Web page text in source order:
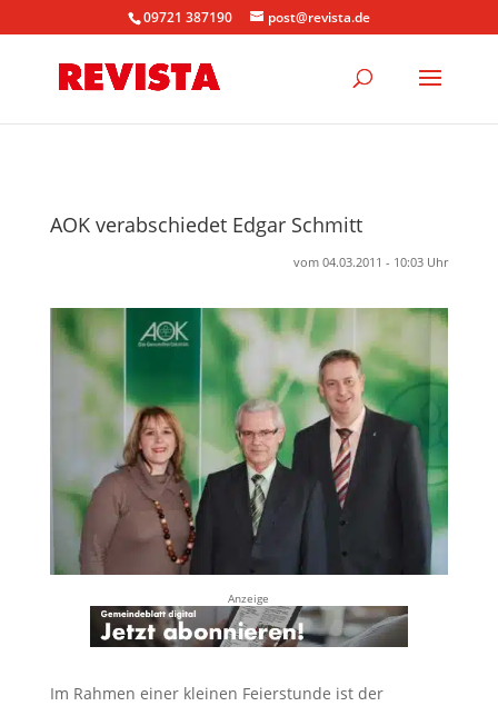
09721 387190 post@revista.de
AOK verabschiedet Edgar Schmitt
vom 04.03.2011 - 10:03 Uhr
Anzeige
Im Rahmen einer kleinen Feierstunde ist der